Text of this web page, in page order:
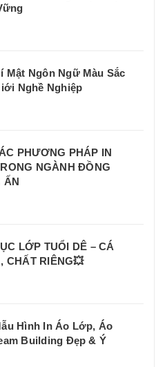
Mật Ngôn Ngữ Màu Sắc
Nghề Nghiệp
PHƯƠNG PHÁP IN
NGÀNH ĐỒNG
ẤN
LỚP TUỔI DÊ – CÁ
CHẤT RIÊNG💥
Hình In Áo Lớp, Áo
Building Đẹp & Ý